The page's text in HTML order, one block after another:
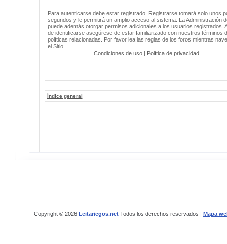
Para autenticarse debe estar registrado. Registrarse tomará solo unos
segundos y le permitirá un amplio acceso al sistema. La Administración
puede además otorgar permisos adicionales a los usuarios registrados.
de identificarse asegúrese de estar familiarizado con nuestros términos
políticas relacionadas. Por favor lea las reglas de los foros mientras
el Sitio.
Condiciones de uso | Política de privacidad
Índice general
Copyright © 2026 Leitariegos.netTodos los derechos reservados | Mapa